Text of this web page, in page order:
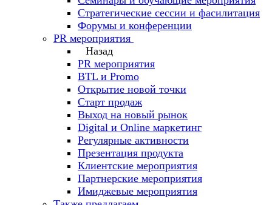
Стратегические сессии и фасилитация
Форумы и конференции
PR мероприятия
Назад
PR мероприятия
BTL и Promo
Открытие новой точки
Старт продаж
Выход на новый рынок
Digital и Online маркетинг
Регулярные активности
Презентация продукта
Клиентские мероприятия
Партнерские мероприятия
Имиджевые мероприятия